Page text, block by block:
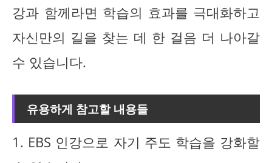
강과 함께라면 학습의 효과를 극대화하고
자신만의 길을 찾는 데 한 걸음 더 나아갈
수 있습니다.
유용하게 참고할 내용들
1. EBS 인강으로 자기 주도 학습을 강화할